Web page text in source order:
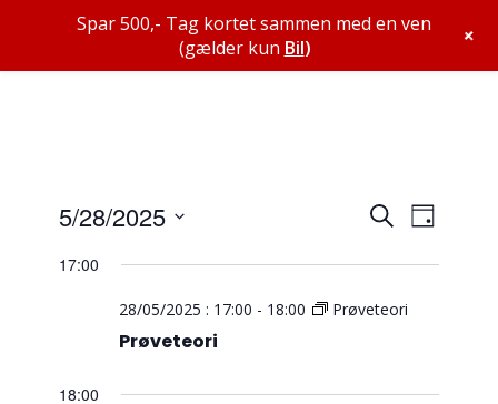
Views
Søg
begivenheder
Views
Dag
5/28/2025
dato.
17:00
28/05/2025 : 17:00 - 18:00 Prøveteori
Prøveteori
18:00
Spar 500,- Tag kortet sammen med en ven
(gælder kun Bil) +